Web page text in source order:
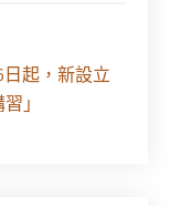
起，新設立
」